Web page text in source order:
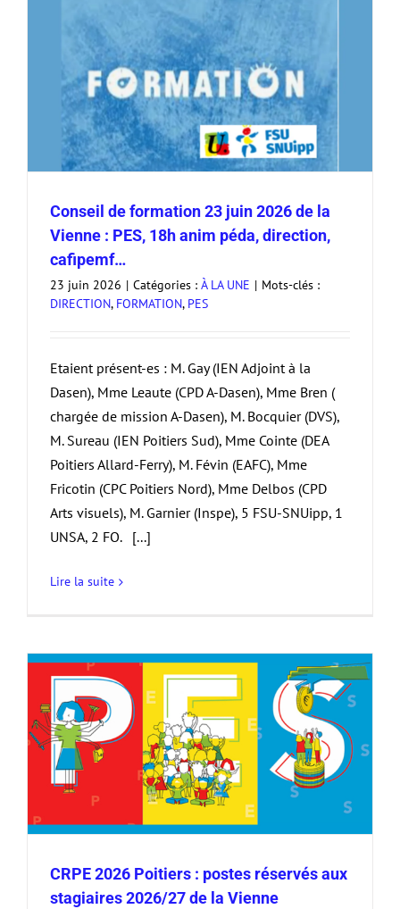
Conseil de formation 23 juin 2026 de la
Vienne : PES, 18h anim péda, direction,
cafipemf…
23 juin 2026 | Catégories : À LA UNE | Mots-clés :
DIRECTION, FORMATION, PES
Etaient présent-es : M. Gay (IEN Adjoint à la
Dasen), Mme Leaute (CPD A-Dasen), Mme Bren (
chargée de mission A-Dasen), M. Bocquier (DVS),
M. Sureau (IEN Poitiers Sud), Mme Cointe (DEA
Poitiers Allard-Ferry), M. Févin (EAFC), Mme
Fricotin (CPC Poitiers Nord), Mme Delbos (CPD
Arts visuels), M. Garnier (Inspe), 5 FSU-SNUipp, 1
UNSA, 2 FO. [...]
Lire la suite
CRPE 2026 Poitiers : postes réservés aux
stagiaires 2026/27 de la Vienne